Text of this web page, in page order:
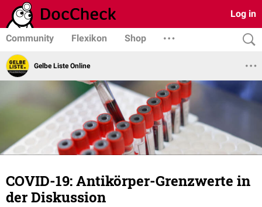
Log in
Community Flexikon Shop
Gelbe Liste Online
COVID-19: Antikörper-Grenzwerte in
der Diskussion